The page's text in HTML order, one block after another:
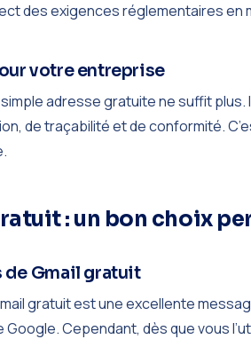
des exigences réglementaires
votre entreprise
adresse gratuite ne suffit
de traçabilité et de conformité.
: un bon choix
de Gmail gratuit
gratuit est une excellente
Google. Cependant, dès que vous